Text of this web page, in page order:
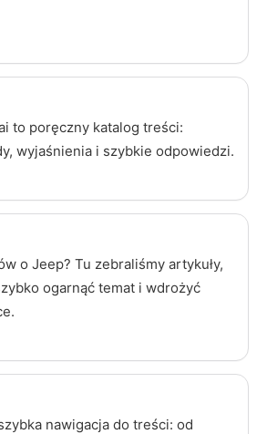
to poręczny katalog treści:
wyjaśnienia i szybkie odpowiedzi.
o Jeep? Tu zebraliśmy artykuły,
ogarnąć temat i wdrożyć
nawigacja do treści: od